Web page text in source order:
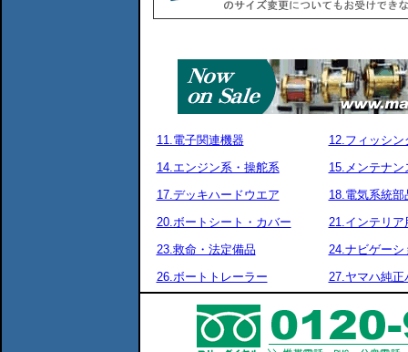
11.電子関連機器
12.フィッシン
14.エンジン系・操舵系
15.メンテナン
17.デッキハードウエア
18.電気系統部
20.ボートシート・カバー
21.インテリア
23.救命・法定備品
24.ナビゲーシ
26.ボートトレーラー
27.ヤマハ純正